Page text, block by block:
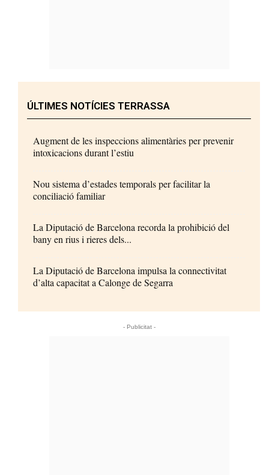
ÚLTIMES NOTÍCIES TERRASSA
Augment de les inspeccions alimentàries per prevenir
intoxicacions durant l’estiu
Nou sistema d’estades temporals per facilitar la
conciliació familiar
La Diputació de Barcelona recorda la prohibició del
bany en rius i rieres dels...
La Diputació de Barcelona impulsa la connectivitat
d’alta capacitat a Calonge de Segarra
- Publicitat -